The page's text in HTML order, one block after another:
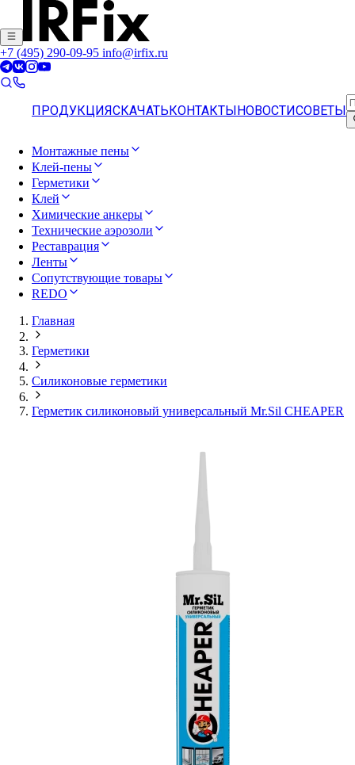
+7 (495) 290-09-95 info@irfix.ru
ПРОДУКЦИЯСКАЧАТЬКОНТАКТЫ НОВОСТИСОВЕТЫ
Монтажные пены
Клей-пены
Герметики
Клей
Химические анкеры
Технические аэрозоли
Реставрация
Ленты
Сопутствующие товары
REDO
Главная
Герметики
Силиконовые герметики
Герметик силиконовый универсальный Mr.Sil CHEAPER